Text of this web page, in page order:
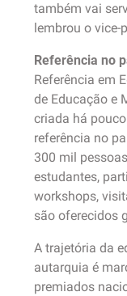
também vai
lembrou o vice-
Referência no
Referência em
de Educação e
criada há
referência no
300 mil
estudantes,
workshops,
são oferecidos
A trajetória da
autarquia é
premiados